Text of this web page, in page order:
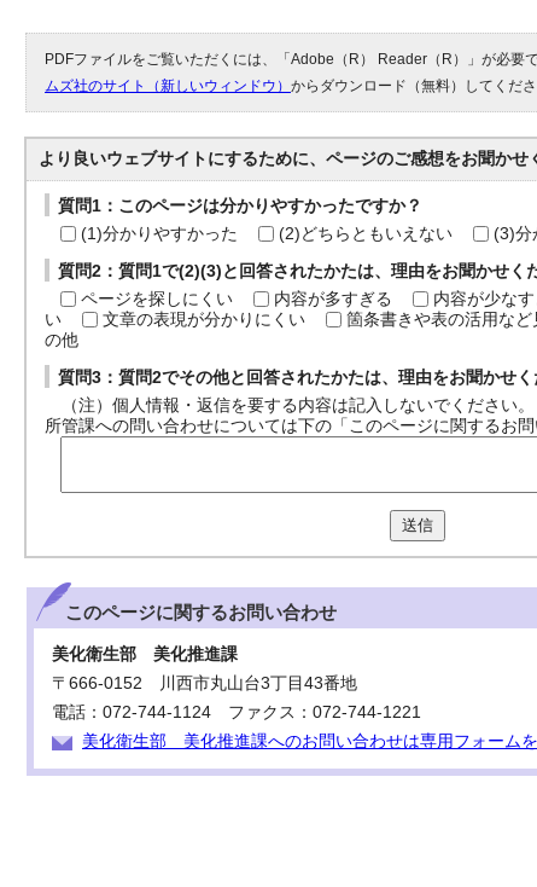
PDFファイルをご覧いただくには、「Adobe（R） Reader（R）」が必要
ムズ社のサイト（新しいウィンドウ） からダウンロード（無料）してくださ
より良いウェブサイトにするために、ページのご感想をお聞かせ
質問1：このページは分かりやすかったですか？
(1)分かりやすかった
(2)どちらともいえない (3)分
質問2：質問1で(2)(3)と回答されたかたは、理由をお聞かせく
ページを探しにくい
内容が多すぎる 内容が少なす
い
文章の表現が分かりにくい 箇条書きや表の活用な
の他
質問3：質問2でその他と回答されたかたは、理由をお聞かせく
（注）個人情報・返信を要する内容は記入しないでください。
所管課への問い合わせについては下の「このページに関するお問
送信
このページに関するお問い合わせ
美化衛生部 美化推進課
〒666-0152 川西市丸山台3丁目43番地
電話：072-744-1124 ファクス：072-744-1221
美化衛生部 美化推進課へのお問い合わせは専用フォームを